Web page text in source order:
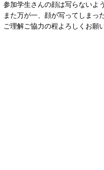
参加学生さんの顔は写らないよ
また万が一、顔が写ってしまっ
ご理解ご協力の程よろしくお願